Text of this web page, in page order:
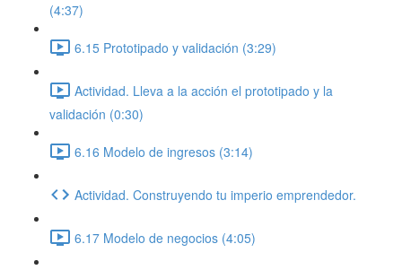
(4:37)
6.15 Prototipado y validación (3:29)
Actividad. Lleva a la acción el prototipado y la
validación (0:30)
6.16 Modelo de ingresos (3:14)
Actividad. Construyendo tu imperio emprendedor.
6.17 Modelo de negocios (4:05)